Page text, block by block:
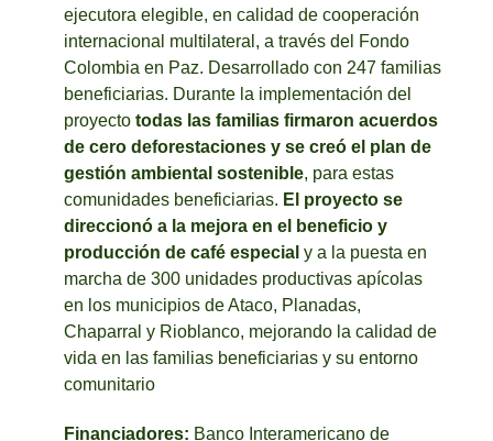
ejecutora elegible, en calidad de cooperación
internacional multilateral, a través del Fondo
Colombia en Paz. Desarrollado con 247 familias
beneficiarias. Durante la implementación del
proyecto todas las familias firmaron acuerdos
de cero deforestaciones y se creó el plan de
gestión ambiental sostenible, para estas
comunidades beneficiarias. El proyecto se
direccionó a la mejora en el beneficio y
producción de café especial y a la puesta en
marcha de 300 unidades productivas apícolas
en los municipios de Ataco, Planadas,
Chaparral y Rioblanco, mejorando la calidad de
vida en las familias beneficiarias y su entorno
comunitario
Financiadores: Banco Interamericano de